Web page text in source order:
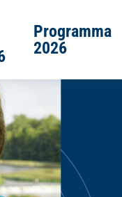
Programma
2026